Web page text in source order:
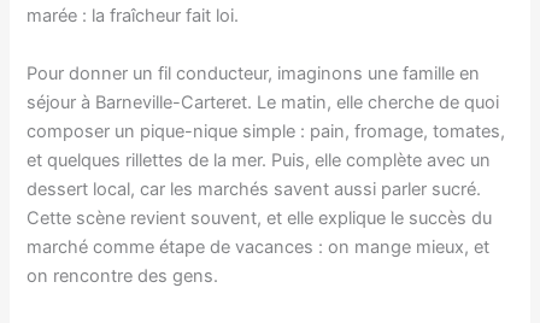
marée : la fraîcheur fait loi.
Pour donner un fil conducteur, imaginons une famille en
séjour à Barneville-Carteret. Le matin, elle cherche de quoi
composer un pique-nique simple : pain, fromage, tomates,
et quelques rillettes de la mer. Puis, elle complète avec un
dessert local, car les marchés savent aussi parler sucré.
Cette scène revient souvent, et elle explique le succès du
marché comme étape de vacances : on mange mieux, et
on rencontre des gens.